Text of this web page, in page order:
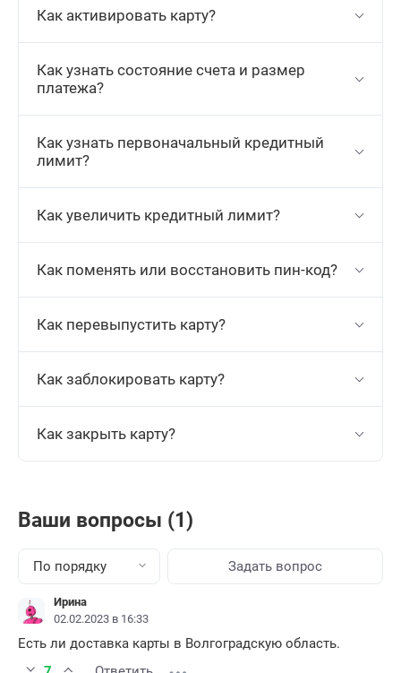
Как активировать карту?
Как узнать состояние счета и размер
платежа?
Как узнать первоначальный кредитный
лимит?
Как увеличить кредитный лимит?
Как поменять или восстановить пин-код?
Как перевыпустить карту?
Как заблокировать карту?
Как закрыть карту?
Ваши вопросы (1)
По порядку Задать вопрос
Ирина
02.02.2023 в 16:33
Есть ли доставка карты в Волгоградскую область.